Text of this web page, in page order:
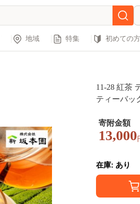
地域 特集 初めての方
11-28 紅茶
ティーバッ
寄附金額
13,000
在庫: あり